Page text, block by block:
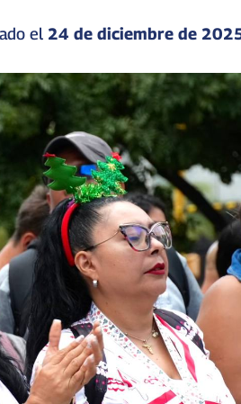
el 24 de diciembre de